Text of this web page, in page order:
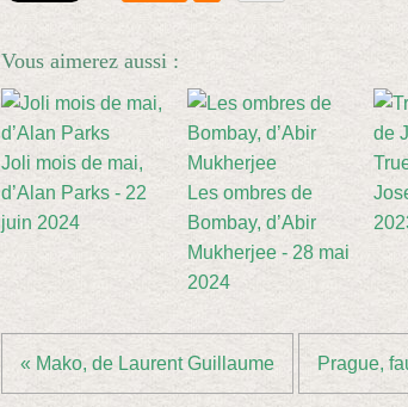
Vous aimerez aussi :
Joli mois de mai,
d’Alan Parks - 22
juin 2024
Les ombres de
Bombay, d’Abir
Mukherjee - 28 mai
2024
« Mako, de Laurent Guillaume Prague,